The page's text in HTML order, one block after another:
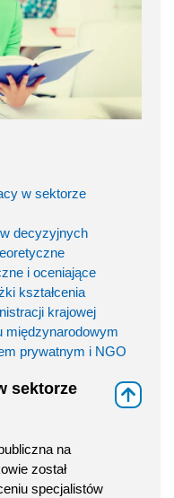
w sektorze
decyzyjnych
i oceniające
kształcenia
krajowej
międzynarodowym
prywatnym i NGO
sektorze
na
został
specjalistów